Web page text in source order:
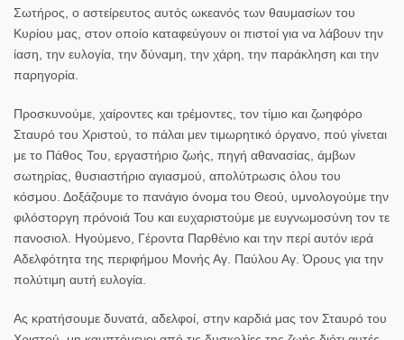
Σωτήρος, ο αστείρευτος αυτός ωκεανός των θαυμασίων του
Κυρίου μας, στον οποίο καταφεύγουν οι πιστοί για να λάβουν την
ίαση, την ευλογία, την δύναμη, την χάρη, την παράκληση και την
παρηγορία.
Προσκυνούμε, χαίροντες και τρέμοντες, τον τίμιο και ζωηφόρο
Σταυρό του Χριστού, το πάλαι μεν τιμωρητικό όργανο, πού γίνεται
με το Πάθος Του, εργαστήριο ζωής, πηγή αθανασίας, άμβων
σωτηρίας, θυσιαστήριο αγιασμού, απολύτρωσις όλου του
κόσμου. Δοξάζουμε το πανάγιο όνομα του Θεού, υμνολογούμε την
φιλόστοργη πρόνοιά Του και ευχαριστούμε με ευγνωμοσύνη τον τε
πανοσιολ. Ηγούμενο, Γέροντα Παρθένιο και την περί αυτόν ιερά
Αδελφότητα της περιφήμου Μονής Αγ. Παύλου Αγ. Όρους για την
πολύτιμη αυτή ευλογία.
Ας κρατήσουμε δυνατά, αδελφοί, στην καρδιά μας τον Σταυρό του